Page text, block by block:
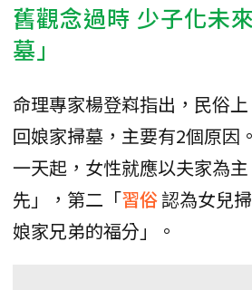
舊觀念過時 少子化未
墓」
命理專家楊登嵙指出，民俗
回娘家掃墓，主要有2個原因
一天起，女性就應以夫家為
先」，第二「習俗認為女兒
娘家兄弟的福分」。